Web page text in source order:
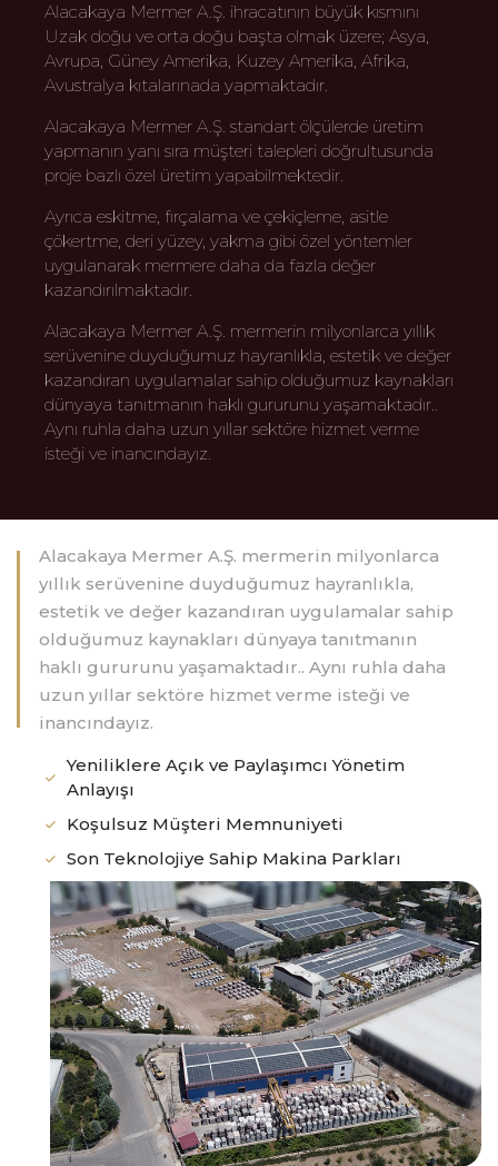
Alacakaya Mermer A.Ş. ihracatının büyük kısmını
Uzak doğu ve orta doğu başta olmak üzere; Asya,
Avrupa, Güney Amerika, Kuzey Amerika, Afrika,
Avustralya kıtalarınada yapmaktadır.
Alacakaya Mermer A.Ş. standart ölçülerde üretim
yapmanın yanı sıra müşteri talepleri doğrultusunda
proje bazlı özel üretim yapabilmektedir.
Ayrıca eskitme, fırçalama ve çekiçleme, asitle
çökertme, deri yüzey, yakma gibi özel yöntemler
uygulanarak mermere daha da fazla değer
kazandırılmaktadır.
Alacakaya Mermer A.Ş. mermerin milyonlarca yıllık
serüvenine duyduğumuz hayranlıkla, estetik ve değer
kazandıran uygulamalar sahip olduğumuz kaynakları
dünyaya tanıtmanın haklı gururunu yaşamaktadır..
Aynı ruhla daha uzun yıllar sektöre hizmet verme
isteği ve inancındayız.
Alacakaya Mermer A.Ş. mermerin milyonlarca
yıllık serüvenine duyduğumuz hayranlıkla,
estetik ve değer kazandıran uygulamalar sahip
olduğumuz kaynakları dünyaya tanıtmanın
haklı gururunu yaşamaktadır.. Aynı ruhla daha
uzun yıllar sektöre hizmet verme isteği ve
inancındayız.
Yeniliklere Açık ve Paylaşımcı Yönetim
Anlayışı
Koşulsuz Müşteri Memnuniyeti
Son Teknolojiye Sahip Makina Parkları